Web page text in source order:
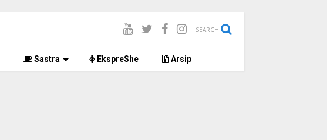
SEARCH
Sastra EkspreShe Arsip